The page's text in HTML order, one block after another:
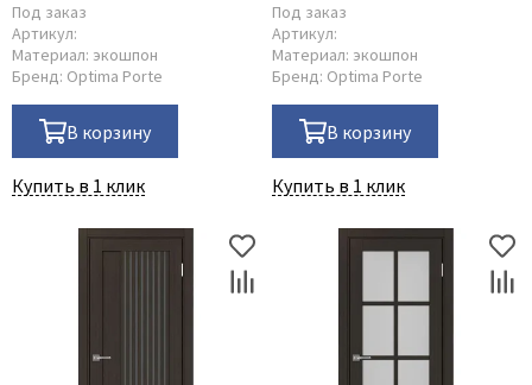
Под заказ
Артикул:
Материал: экошпон
Бренд: Optima Porte
В корзину
Купить в 1 клик
Под заказ
Артикул:
Материал: экошпон
Бренд: Optima Porte
В корзину
Купить в 1 клик